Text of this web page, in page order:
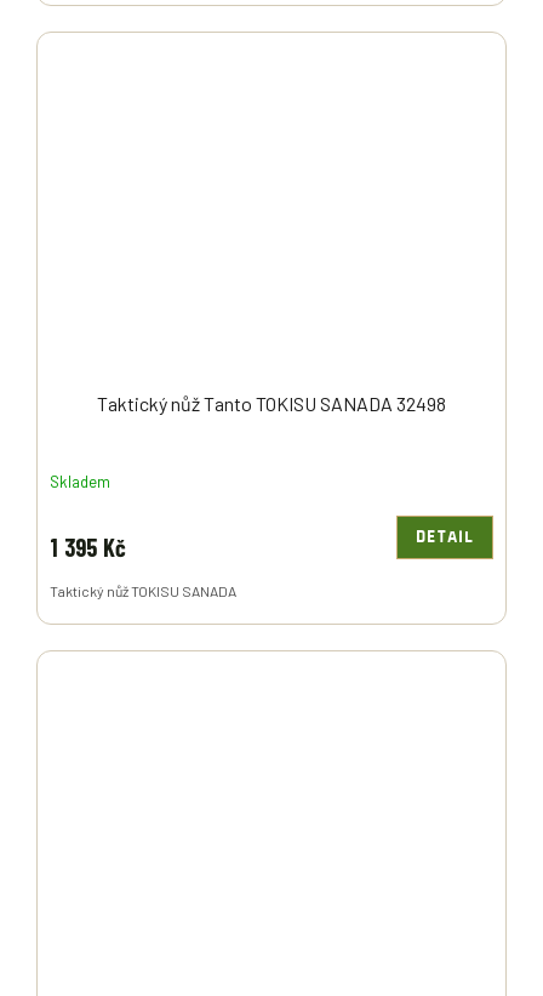
Taktický nůž Tanto TOKISU SANADA 32498
Skladem
1 395 Kč DETAIL
Taktický nůž TOKISU SANADA